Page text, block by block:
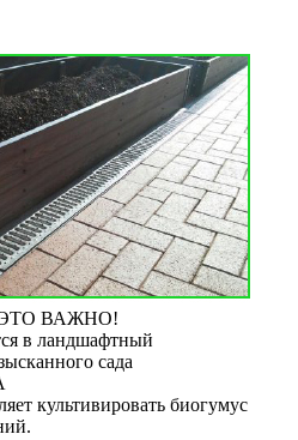
ВАЖНО!
в ландшафтный
сада
культивировать биогумус